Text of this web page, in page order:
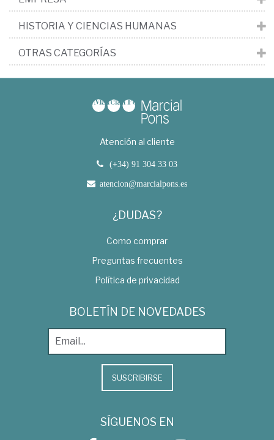
HISTORIA Y CIENCIAS HUMANAS
OTRAS CATEGORÍAS
Atención al cliente
(+34) 91 304 33 03
atencion@marcialpons.es
¿DUDAS?
Como comprar
Preguntas frecuentes
Política de privacidad
BOLETÍN DE NOVEDADES
SUSCRIBIRSE
SÍGUENOS EN